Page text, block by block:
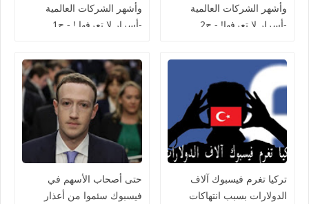
وأشهر الشركات العالمية
-أسرار لا تعرفها! - ج2
وأشهر الشركات العالمية
-أسرار لا تعرفها ! - ج1
تركيا تغرم فيسبوك آلاف
الدولارات بسبب انتهاكات
حتى أصحاب الأسهم في
فيسبوك سئموا من أعذار